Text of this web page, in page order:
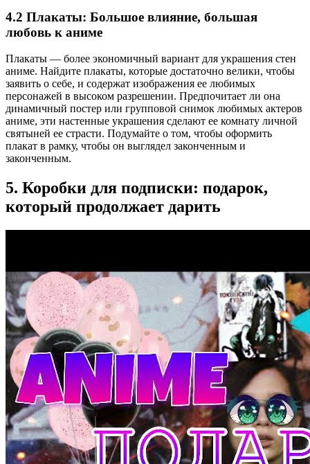
4.2 Плакаты: Большое влияние, большая
любовь к аниме
Плакаты — более экономичный вариант для украшения стен
аниме. Найдите плакаты, которые достаточно велики, чтобы
заявить о себе, и содержат изображения ее любимых
персонажей в высоком разрешении. Предпочитает ли она
динамичный постер или групповой снимок любимых актеров
аниме, эти настенные украшения сделают ее комнату личной
святыней ее страсти. Подумайте о том, чтобы оформить
плакат в рамку, чтобы он выглядел законченным и
законченным.
5. Коробки для подписки: подарок,
который продолжает дарить